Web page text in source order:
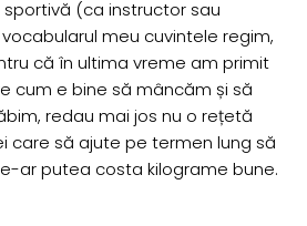
(ca instructor sau
meu cuvintele regim,
că în ultima vreme am primit
cum e bine să mâncăm și să
redau mai jos nu o rețetă
care să ajute pe termen lung să
ar putea costa kilograme bune.